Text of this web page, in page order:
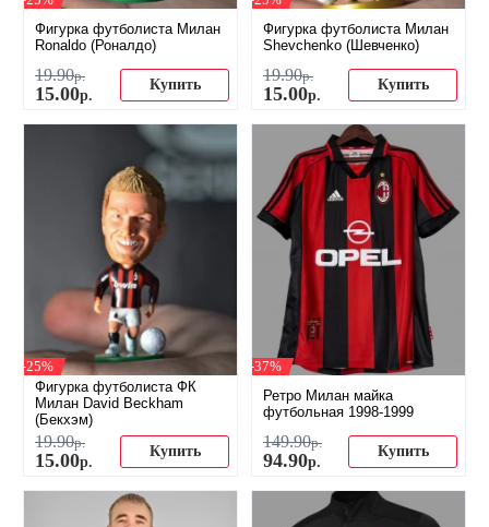
Фигурка футболиста Милан
Ronaldo (Роналдо)
19.90р.
15.00р.
Купить
Фигурка футболиста Милан
Shevchenko (Шевченко)
19.90р.
15.00р.
Купить
-25%
Фигурка футболиста ФК
Милан David Beckham
(Бекхэм)
19.90р.
15.00р.
Купить
-37%
Ретро Милан майка
футбольная 1998-1999
149.90р.
94.90р.
Купить